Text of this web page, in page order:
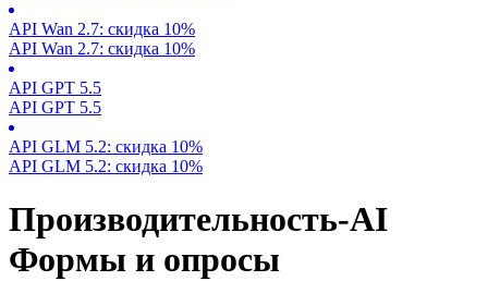
API Wan 2.7: скидка 10%
API Wan 2.7: скидка 10%
API GPT 5.5
API GPT 5.5
API GLM 5.2: скидка 10%
API GLM 5.2: скидка 10%
Производительность-AI
Формы и опросы